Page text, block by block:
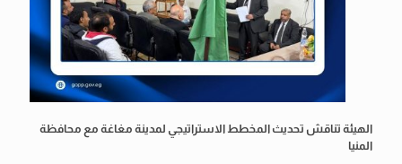
الهيئة تناقش تحديث المخطط الاستراتيجي لمدينة مغاغة مع محافظة
المنيا